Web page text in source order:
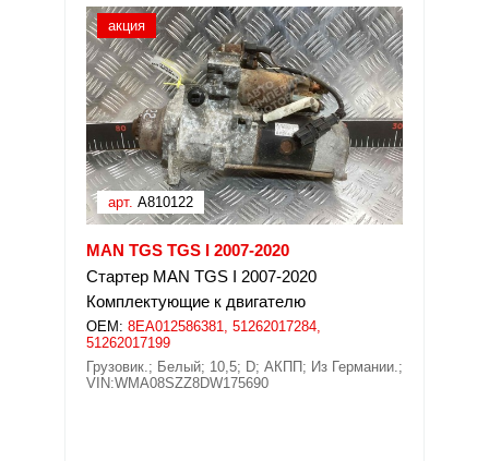
акция
арт. A810122
MAN TGS TGS I 2007-2020
Стартер MAN TGS I 2007-2020
Комплектующие к двигателю
OEM: 8EA012586381, 51262017284,
51262017199
Грузовик.; Белый; 10,5; D; АКПП; Из Германии.;
VIN:WMA08SZZ8DW175690